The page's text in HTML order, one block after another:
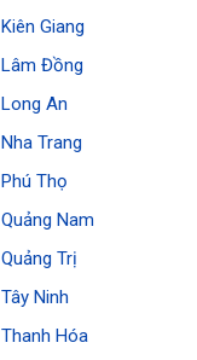
Kiên Giang
Lâm Đồng
Long An
Nha Trang
Phú Thọ
Quảng Nam
Quảng Trị
Tây Ninh
Thanh Hóa